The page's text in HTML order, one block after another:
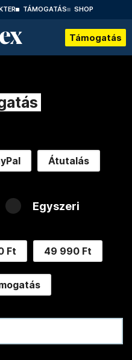
TÁMOGATÁS SHOP
Támogatás
Átutalás
Egyszeri
Ft 49 990 Ft